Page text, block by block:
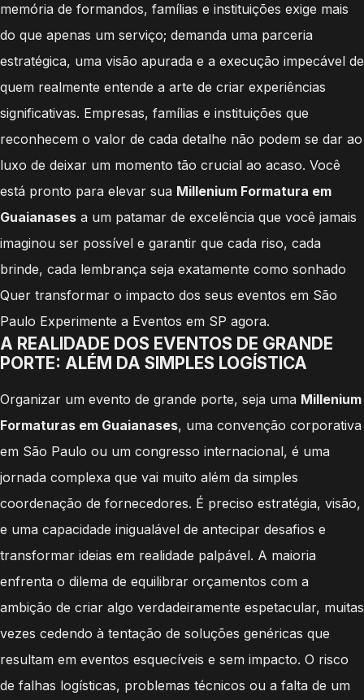
memória de formandos, famílias e instituições exige mais
do que apenas um serviço; demanda uma parceria
estratégica, uma visão apurada e a execução impecável de
quem realmente entende a arte de criar experiências
significativas. Empresas, famílias e instituições que
reconhecem o valor de cada detalhe não podem se dar ao
luxo de deixar um momento tão crucial ao acaso. Você
está pronto para elevar sua Millenium Formatura em
Guaianases a um patamar de excelência que você jamais
imaginou ser possível e garantir que cada riso, cada
brinde, cada lembrança seja exatamente como sonhado
Quer transformar o impacto dos seus eventos em São
Paulo Experimente a Eventos em SP agora.
A REALIDADE DOS EVENTOS DE GRANDE
PORTE: ALÉM DA SIMPLES LOGÍSTICA
Organizar um evento de grande porte, seja uma Millenium
Formaturas em Guaianases, uma convenção corporativa
em São Paulo ou um congresso internacional, é uma
jornada complexa que vai muito além da simples
coordenação de fornecedores. É preciso estratégia, visão,
e uma capacidade inigualável de antecipar desafios e
transformar ideias em realidade palpável. A maioria
enfrenta o dilema de equilibrar orçamentos com a
ambição de criar algo verdadeiramente espetacular, muitas
vezes cedendo à tentação de soluções genéricas que
resultam em eventos esquecíveis e sem impacto. O risco
de falhas logísticas, problemas técnicos ou a falta de um